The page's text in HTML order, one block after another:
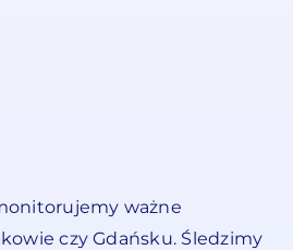
ważne
czy Gdańsku. Śledzimy